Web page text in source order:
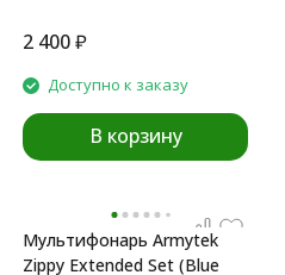
2 400₽
Доступно к заказу
В корзину
Мультифонарь Armytek
Zippy Extended Set (Blue